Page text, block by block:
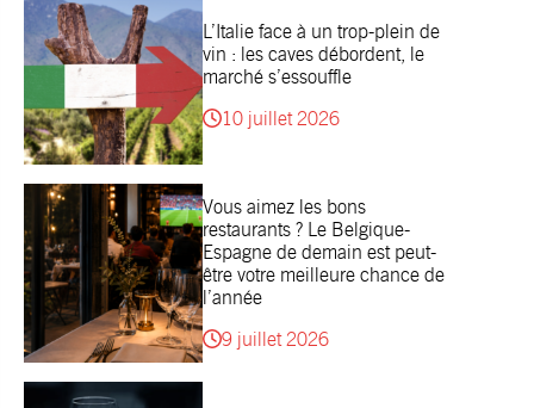
L’Italie face à un trop-plein de
vin : les caves débordent, le
marché s’essouffle
10 juillet 2026
Vous aimez les bons
restaurants ? Le Belgique-
Espagne de demain est peut-
être votre meilleure chance de
l’année
9 juillet 2026